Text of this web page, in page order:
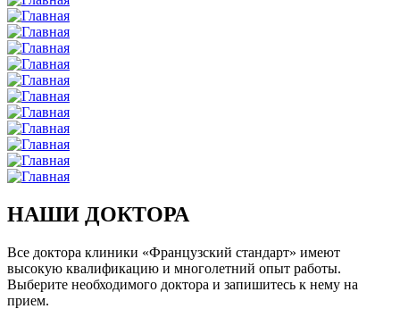
НАШИ ДОКТОРА
Все доктора клиники «Французский стандарт» имеют
высокую квалификацию и многолетний опыт работы.
Выберите необходимого доктора и запишитесь к нему на
прием.